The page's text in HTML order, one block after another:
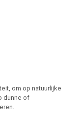
om op natuurlijke
dunne of